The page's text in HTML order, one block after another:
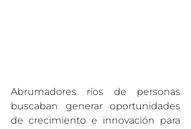
Abrumadores ríos de personas
buscaban generar oportunidades
de crecimiento e innovación para